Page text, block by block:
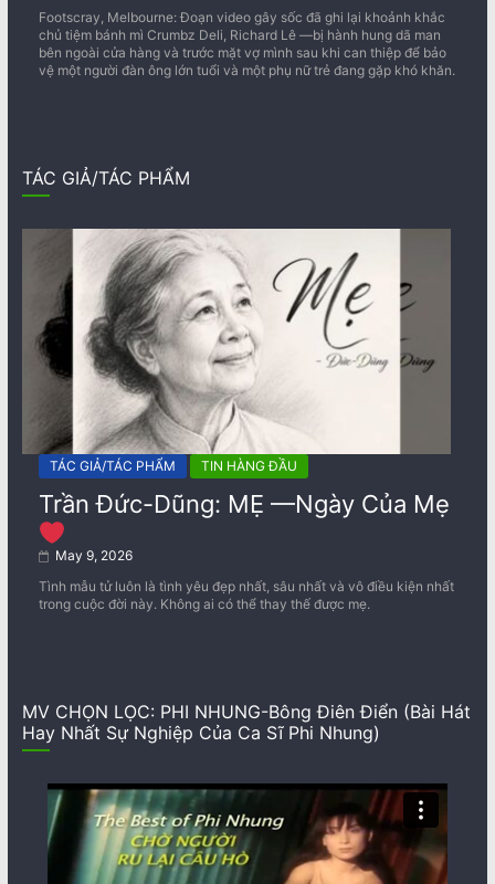
Footscray, Melbourne: Đoạn video gây sốc đã ghi lại khoảnh khắc
chủ tiệm bánh mì Crumbz Deli, Richard Lê —bị hành hung dã man
bên ngoài cửa hàng và trước mặt vợ mình sau khi can thiệp để bảo
vệ một người đàn ông lớn tuổi và một phụ nữ trẻ đang gặp khó khăn.
TÁC GIẢ/TÁC PHẨM
TÁC GIẢ/TÁC PHẨM TIN HÀNG ĐẦU
Trần Đức-Dũng: MẸ —Ngày Của Mẹ
May 9, 2026
Tình mẫu tử luôn là tình yêu đẹp nhất, sâu nhất và vô điều kiện nhất
trong cuộc đời này. Không ai có thể thay thế được mẹ.
MV CHỌN LỌC: PHI NHUNG-Bông Điên Điển (Bài Hát
Hay Nhất Sự Nghiệp Của Ca Sĩ Phi Nhung)